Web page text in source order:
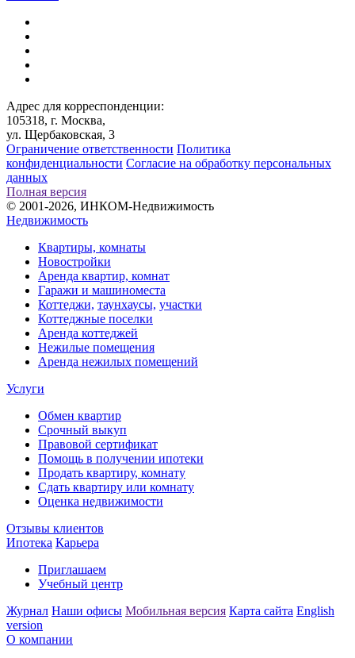
Адрес для корреспонденции:
105318, г. Москва,
ул. Щербаковская, 3
Ограничение ответственности Политика
конфиденциальности Согласие на обработку персональных
данных
Полная версия
© 2001-2026, ИНКОМ-Недвижимость
Недвижимость
Квартиры, комнаты
Новостройки
Аренда квартир, комнат
Гаражи и машиноместа
Коттеджи, таунхаусы, участки
Коттеджные поселки
Аренда коттеджей
Нежилые помещения
Аренда нежилых помещений
Услуги
Обмен квартир
Срочный выкуп
Правовой сертификат
Помощь в получении ипотеки
Продать квартиру, комнату
Сдать квартиру или комнату
Оценка недвижимости
Отзывы клиентов
Ипотека Карьера
Приглашаем
Учебный центр
Журнал Наши офисы Мобильная версия Карта сайта English
version
О компании